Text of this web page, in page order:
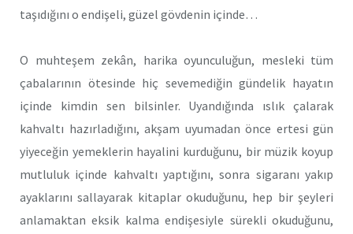
taşıdığını o endişeli, güzel gövdenin içinde…
O muhteşem zekân, harika oyunculuğun, mesleki tüm
çabalarının ötesinde hiç sevemediğin gündelik hayatın
içinde kimdin sen bilsinler. Uyandığında ıslık çalarak
kahvaltı hazırladığını, akşam uyumadan önce ertesi gün
yiyeceğin yemeklerin hayalini kurduğunu, bir müzik koyup
mutluluk içinde kahvaltı yaptığını, sonra sigaranı yakıp
ayaklarını sallayarak kitaplar okuduğunu, hep bir şeyleri
anlamaktan eksik kalma endişesiyle sürekli okuduğunu,